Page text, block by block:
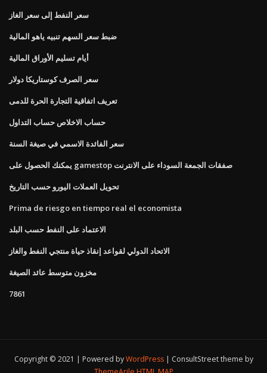
سعر النفط إلى سعر الغاز
ضبط سعر السهم تنبيه ياهو المالية
أيام تسليم الأوراق المالية
سعر الصرف كوستاريكا دولار
تعريف اتفاقية التجارة الحرة للدمى
حساب الاخلاص حساب التداول
سعر الفائدة الاسمي في صيغة السنة
يمكنك الحصول على gamestop صفقات الجمعة السوداء على الانترنت
تحويل العملات اليورو حسب التاريخ
Prima de riesgo en tiempo real el economista
الاعتماد على النفط حسب البلد
الاتحاد الدولي لقواعد إنقاذ حياة منتجي النفط والغاز
مخزون متوسط ​​عائد الصيغة
7861
Copyright © 2021 | Powered byWordPress
ConsultStreet theme by